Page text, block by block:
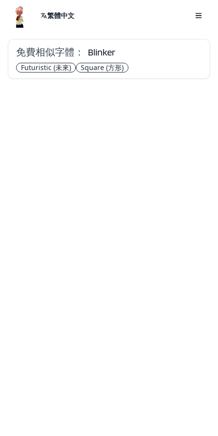
繁體中文
免費相似字體： Blinker
Futuristic (未來) Square (方形)